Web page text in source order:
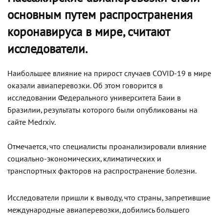
основным путем распространения
коронавируса в мире, считают
исследователи.
Наибольшее влияние на прирост случаев COVID-19 в мире
оказали авиаперевозки. Об этом говорится в
исследовании Федерального университета Баии в
Бразилии, результаты которого были опубликованы на
сайте Medrxiv.
Отмечается, что специалисты проанализировали влияние
социально-экономических, климатических и
транспортных факторов на распространение болезни.
Исследователи пришли к выводу, что страны, запретившие
международные авиаперевозки, добились большего